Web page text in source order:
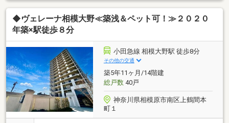
模大野エリア♪・都心へのアクセスと暮らしやすさを
兼ね備えた人気の街♪【創業42周年の実績】この地域
に特化して42年間の実績があるからこその、物件情報
とのない情報を多数ご用意しております。※自己資金
を使いたくない※現在、他のローンを組んでいるけど
大丈夫かな等お気軽に下記までご連絡ください。
◆ヴェレーナ相模大野≪築浅＆ペット可！≫２０２０
年築×駅徒歩８分
小田急線 相模大野駅 徒歩8分
その他の交通
築5年11ヶ月/14階建
総戸数40戸
神奈川県相模原市南区上鶴間本
町１